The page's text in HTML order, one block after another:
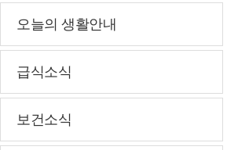
오늘의 생활안내
급식소식
보건소식